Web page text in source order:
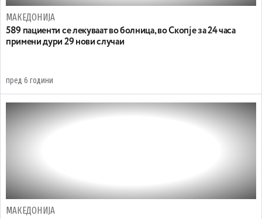
МАКЕДОНИЈА
589 пациенти се лекуваат во болница, во Скопје за 24 часа
примени дури 29 нови случаи
пред 6 години
МАКЕДОНИЈА